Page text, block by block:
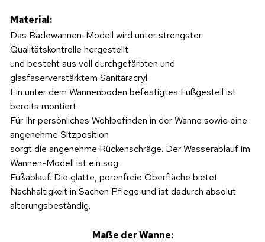
Material:
Das Badewannen-Modell wird unter strengster
Qualitätskontrolle hergestellt
und besteht aus voll durchgefärbten und
glasfaserverstärktem Sanitäracryl.
Ein unter dem Wannenboden befestigtes Fußgestell ist
bereits montiert.
Für Ihr persönliches Wohlbefinden in der Wanne sowie eine
angenehme Sitzposition
sorgt die angenehme Rückenschräge. Der Wasserablauf im
Wannen-Modell ist ein sog.
Fußablauf. Die glatte, porenfreie Oberfläche bietet
Nachhaltigkeit in Sachen Pflege und ist dadurch absolut
alterungsbeständig.
Maße der Wanne: